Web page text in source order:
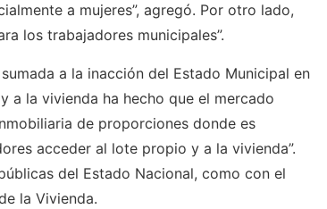
a mujeres”, agregó. Por otro lado,
los trabajadores municipales”.
a la inacción del Estado Municipal en
a la vivienda ha hecho que el mercado
de proporciones donde es
acceder al lote propio y a la vivienda”.
del Estado Nacional, como con el
la Vivienda.